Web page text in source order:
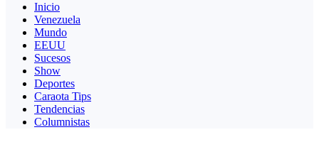
Inicio
Venezuela
Mundo
EEUU
Sucesos
Show
Deportes
Caraota Tips
Tendencias
Columnistas